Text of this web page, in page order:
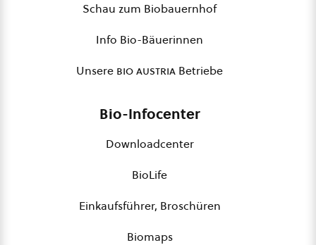
Schau zum Biobauernhof
Info Bio-Bäuerinnen
Unsere bio austria Betriebe
Bio-Infocenter
Downloadcenter
BioLife
Einkaufsführer, Broschüren
Biomaps